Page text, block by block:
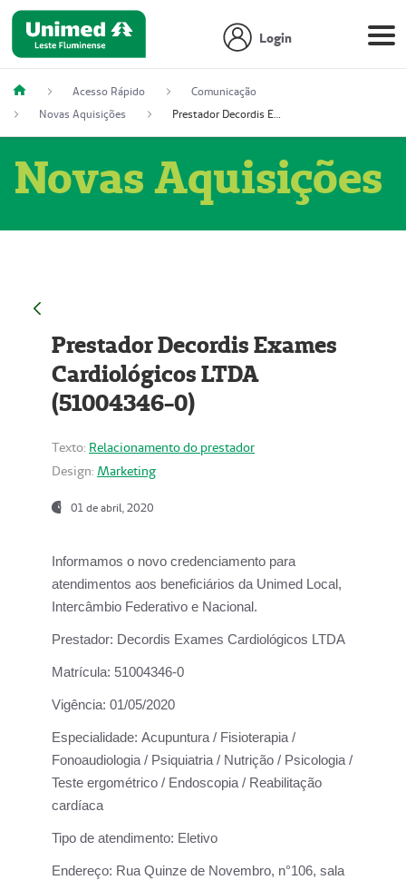
Login
Acesso Rápido
Comunicação
Novas Aquisições
Prestador Decordis Exames Cardiológicos LTDA (51004346-0)
Novas Aquisições
Prestador Decordis Exames
Cardiológicos LTDA
(51004346-0)
Texto: Relacionamento do prestador
Design: Marketing
01 de abril, 2020
Informamos o novo credenciamento para
atendimentos aos beneficiários da Unimed Local,
Intercâmbio Federativo e Nacional.
Prestador: Decordis Exames Cardiológicos LTDA
Matrícula: 51004346-0
Vigência: 01/05/2020
Especialidade: Acupuntura / Fisioterapia /
Fonoaudiologia / Psiquiatria / Nutrição / Psicologia /
Teste ergométrico / Endoscopia / Reabilitação
cardíaca
Tipo de atendimento: Eletivo
Endereço: Rua Quinze de Novembro, n°106, sala